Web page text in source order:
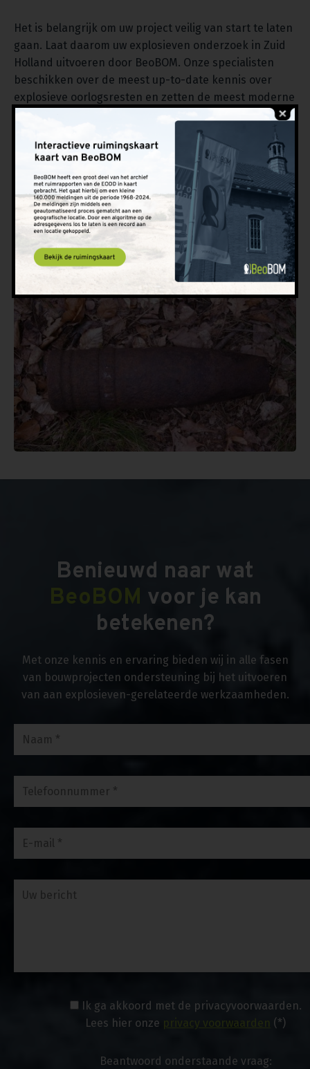
Het is belangrijk om uw project veilig van start te laten
gaan. Laat daarom uw explosieven onderzoek in Zuid
Holland uitvoeren door BeoBOM. Onze specialisten
beschikken over de meest up-to-date kennis over
explosieve oorlogsresten en zetten de meest moderne
technieken in om deze op te sporen. We zijn ISO 9001-
en CS-VROO-gecertificeerd, wat betekent dat we alle
kennis en ervaring in huis hebben om een explosieven
onderzoek kundig uit te voeren en bouwprojecten te
ondersteunen bij explosieven-gerelateerde
werkzaamheden. Heeft u vragen of wilt u ons
inschakelen voor uw project? Neem dan contact met
ons op via hetcontactformulier op onze site, bel naar
010 820 29 20 of stuur een e-mail naar
info@beobom.nl. We staan u zo snel mogelijk te woord.
Benieuwd naar wat
voor je kan
betekenen?
Met onze kennis en ervaring bieden wij in alle fasen
van bouwprojecten ondersteuning bij het uitvoeren
van aan explosieven-gerelateerde werkzaamheden.
Ik ga akkoord met de privacyvoorwaarden.
Lees hier onze
privacy voorwaarden (*)
Beantwoord onderstaande vraag: